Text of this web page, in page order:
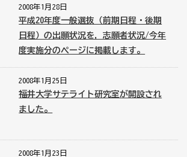
2008年1月28日
平成20年度一般選抜（前期日程・後期
日程）の出願状況を，志願者状況/今年
度実施分のページに掲載します。
2008年1月25日
福井大学サテライト研究室が開設され
ました。
2008年1月23日